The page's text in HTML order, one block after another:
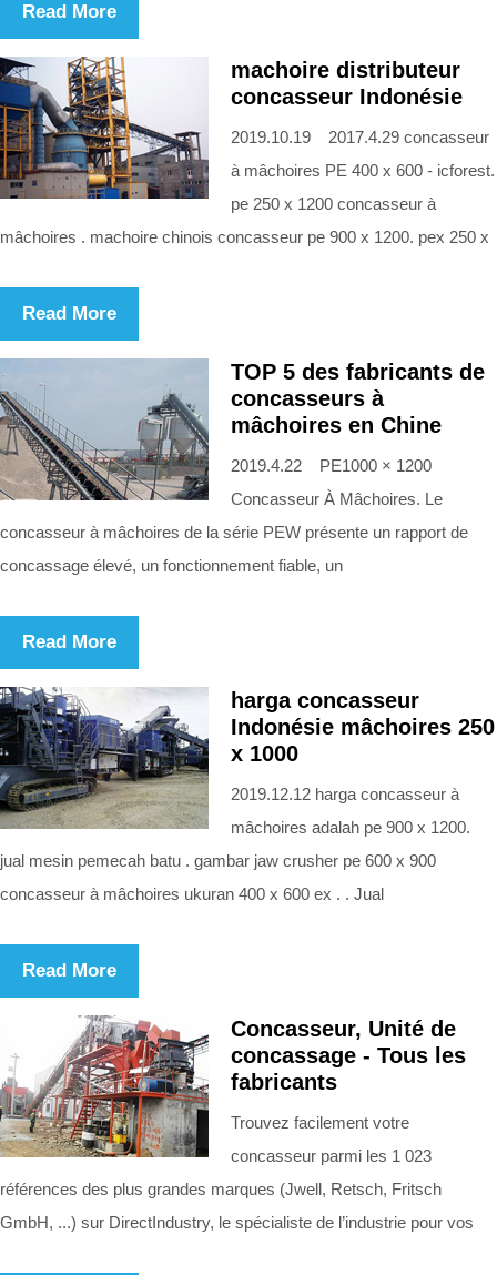
Read More
machoire distributeur
concasseur Indonésie
2019.10.19 2017.4.29 concasseur
à mâchoires PE 400 x 600 - icforest.
pe 250 x 1200 concasseur à
mâchoires . machoire chinois concasseur pe 900 x 1200. pex 250 x
Read More
TOP 5 des fabricants de
concasseurs à
mâchoires en Chine
2019.4.22 PE1000 × 1200
Concasseur À Mâchoires. Le
concasseur à mâchoires de la série PEW présente un rapport de
concassage élevé, un fonctionnement fiable, un
Read More
harga concasseur
Indonésie mâchoires 250
x 1000
2019.12.12 harga concasseur à
mâchoires adalah pe 900 x 1200.
jual mesin pemecah batu . gambar jaw crusher pe 600 x 900
concasseur à mâchoires ukuran 400 x 600 ex . . Jual
Read More
Concasseur, Unité de
concassage - Tous les
fabricants
Trouvez facilement votre
concasseur parmi les 1 023
références des plus grandes marques (Jwell, Retsch, Fritsch
GmbH, ...) sur DirectIndustry, le spécialiste de l’industrie pour vos